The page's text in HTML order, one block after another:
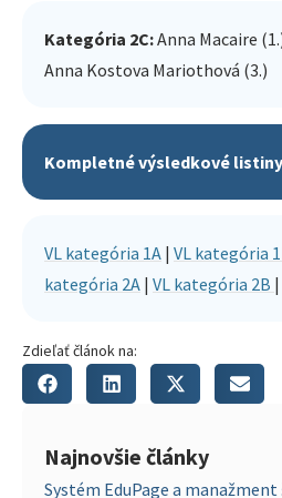
Kategória 2C:Anna Macaire
Anna Kostova Mariothová (3.)
Kompletné výsledkové listiny
VL kategória 1A | VL kategória
kategória 2A | VL kategória 2B |
Zdieľať článok na:
Najnovšie články
Systém EduPage a